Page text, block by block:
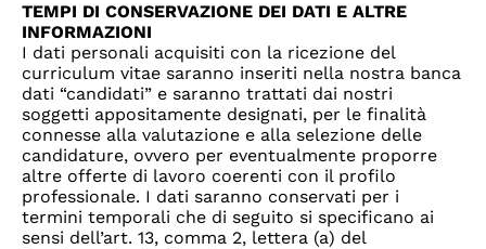
TEMPI DI CONSERVAZIONE DEI DATI E ALTRE
INFORMAZIONI
I dati personali acquisiti con la ricezione del
curriculum vitae saranno inseriti nella nostra banca
dati “candidati” e saranno trattati dai nostri
soggetti appositamente designati, per le finalità
connesse alla valutazione e alla selezione delle
candidature, ovvero per eventualmente proporre
altre offerte di lavoro coerenti con il profilo
professionale. I dati saranno conservati per i
termini temporali che di seguito si specificano ai
sensi dell’art. 13, comma 2, lettera (a) del